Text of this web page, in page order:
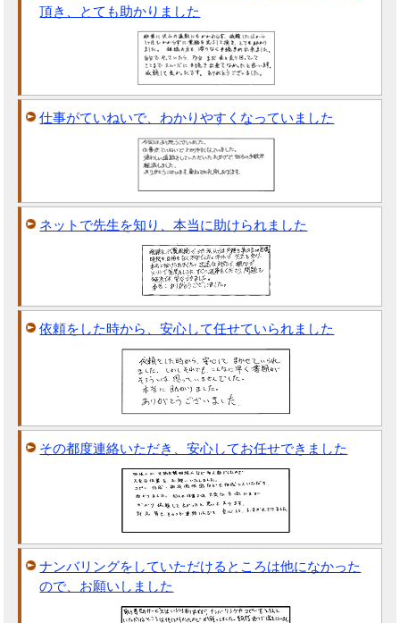
頂き、とても助かりました
仕事がていねいで、わかりやすくなっていました
ネットで先生を知り、本当に助けられました
依頼をした時から、安心して任せていられました
その都度連絡いただき、安心してお任せできました
ナンバリングをしていただけるところは他になかった
ので、お願いしました